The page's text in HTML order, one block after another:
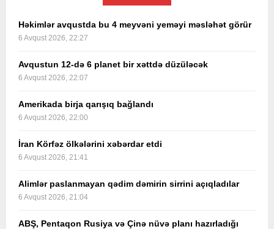
Həkimlər avqustda bu 4 meyvəni yeməyi məsləhət görür
6 Avqust 2026, 22:27
Avqustun 12-də 6 planet bir xəttdə düzüləcək
6 Avqust 2026, 22:07
Amerikada birja qarışıq bağlandı
6 Avqust 2026, 22:00
İran Körfəz ölkələrini xəbərdar etdi
6 Avqust 2026, 21:41
Alimlər paslanmayan qədim dəmirin sirrini açıqladılar
6 Avqust 2026, 21:04
ABŞ, Pentaqon Rusiya və Çinə nüvə planı hazırladığı